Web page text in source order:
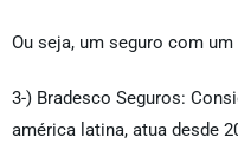
Ou seja, um seguro com
3-) Bradesco Seguros:
américa latina, atua desde